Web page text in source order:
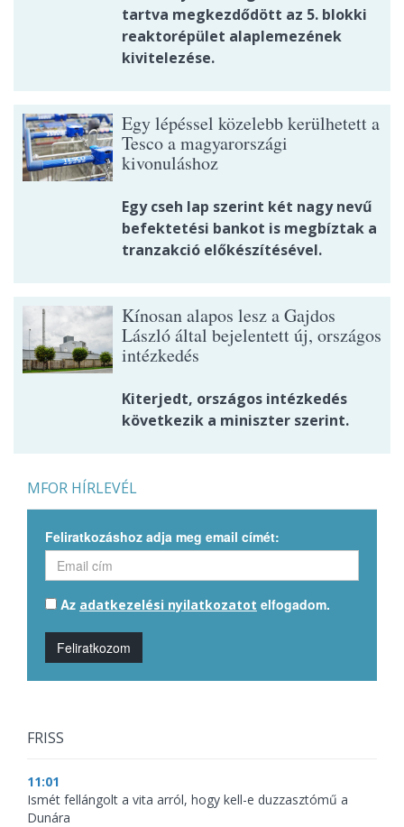
tartva megkezdődött az 5. blokki
reaktorépület alaplemezének
kivitelezése.
Egy lépéssel közelebb kerülhetett a
Tesco a magyarországi
kivonuláshoz
Egy cseh lap szerint két nagy nevű
befektetési bankot is megbíztak a
tranzakció előkészítésével.
Kínosan alapos lesz a Gajdos
László által bejelentett új, országos
intézkedés
Kiterjedt, országos intézkedés
következik a miniszter szerint.
MFOR HÍRLEVÉL
Feliratkozáshoz adja meg email címét:
Az adatkezelési nyilatkozatot elfogadom.
Feliratkozom
FRISS
11:01
Ismét fellángolt a vita arról, hogy kell-e duzzasztómű a
Dunára